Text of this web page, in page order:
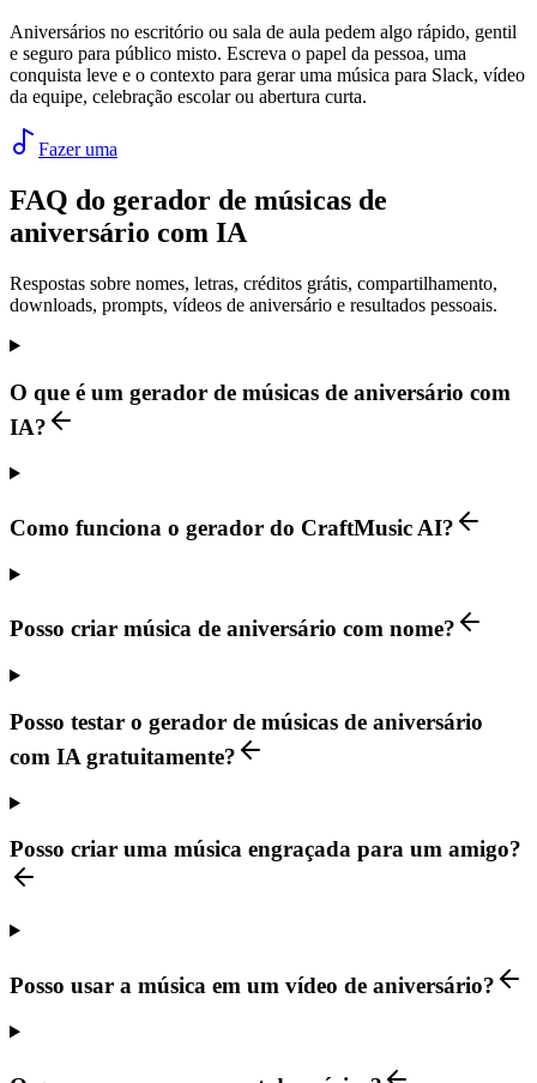
Aniversários no escritório ou sala de aula pedem algo rápido, gentil
e seguro para público misto. Escreva o papel da pessoa, uma
conquista leve e o contexto para gerar uma música para Slack, vídeo
da equipe, celebração escolar ou abertura curta.
Fazer uma
FAQ do gerador de músicas de
aniversário com IA
Respostas sobre nomes, letras, créditos grátis, compartilhamento,
downloads, prompts, vídeos de aniversário e resultados pessoais.
O que é um gerador de músicas de aniversário com
IA?
Como funciona o gerador do CraftMusic AI?
Posso criar música de aniversário com nome?
Posso testar o gerador de músicas de aniversário
com IA gratuitamente?
Posso criar uma música engraçada para um amigo?
Posso usar a música em um vídeo de aniversário?